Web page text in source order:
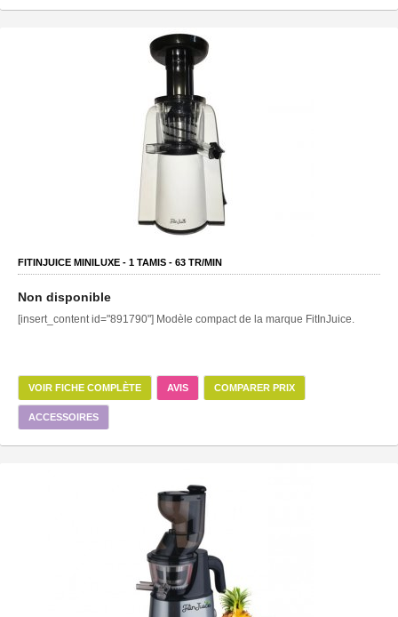
FITINJUICE MINILUXE - 1 TAMIS - 63 TR/MIN
Non disponible
[insert_content id="891790"] Modèle compact de la marque FitInJuice.
VOIR FICHE COMPLÈTE AVIS COMPARER PRIX
ACCESSOIRES